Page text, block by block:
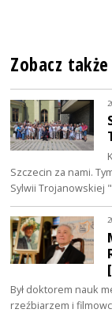
Zobacz także
Szczecin za nami.
Sylwii Trojanowskiej
Był doktorem nauk
rzeźbiarzem i